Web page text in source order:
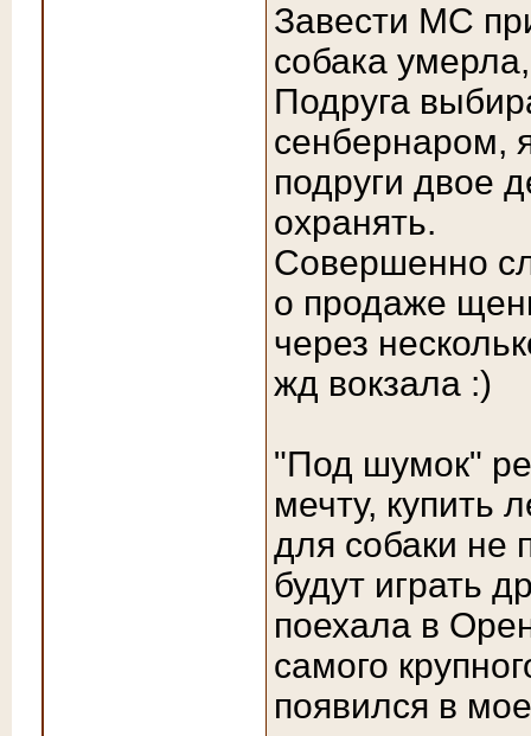
Завести МС
собака
Подруга
сенбернаром,
подруги двое
охранять.
Совершенно
о продаже
через
жд вокзала :)
"Под шумок"
мечту, купить
для собаки не
будут играть
поехала в
самого
появился в